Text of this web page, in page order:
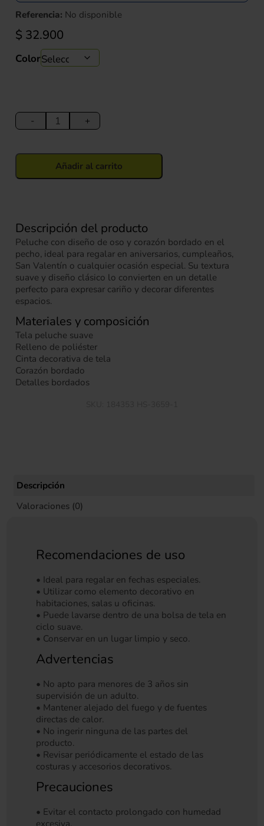
Descripción del producto
Peluche con diseño de oso y corazón bordado en el
pecho, ideal para regalar en aniversarios, cumpleaños,
San Valentín o cualquier ocasión especial. Su textura
suave y diseño clásico lo convierten en un detalle
perfecto para expresar cariño y decorar diferentes
espacios.
Materiales y composición
Tela peluche suave
Relleno de poliéster
Cinta decorativa de tela
Corazón bordado
Detalles bordados
Referencia: No disponible
$ 32.900
Color
-
Oso
con
25
+
Añadir al carrito
Descripción
Valoraciones (0)
Recomendaciones de uso
• Ideal para regalar en fechas especiales.
• Utilizar como elemento decorativo en
habitaciones, salas u oficinas.
• Puede lavarse dentro de una bolsa de tela en
ciclo suave.
• Conservar en un lugar limpio y seco.
Advertencias
• No apto para menores de 3 años sin
supervisión de un adulto.
• Mantener alejado del fuego y de fuentes
directas de calor.
• No ingerir ninguna de las partes del
producto.
• Revisar periódicamente el estado de las
costuras y accesorios decorativos.
Precauciones
• Evitar el contacto prolongado con humedad